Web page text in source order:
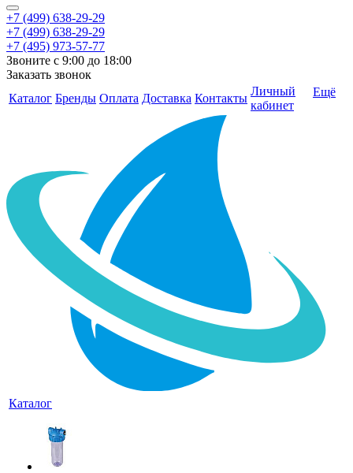
+7 (499) 638-29-29
+7 (499) 638-29-29
+7 (495) 973-57-77
Звоните с 9:00 до 18:00
Заказать звонок
Каталог Бренды Оплата Доставка Контакты
Личный
кабинет
Ещё
Каталог